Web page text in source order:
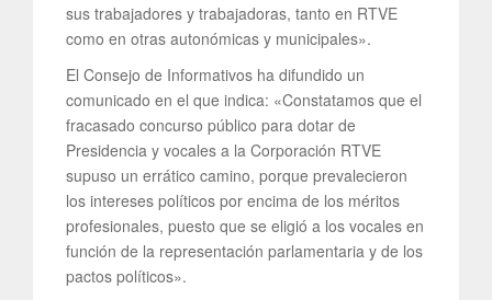
sus trabajadores y trabajadoras, tanto en RTVE
como en otras autonómicas y municipales».
El Consejo de Informativos ha difundido un
comunicado en el que indica: «Constatamos que el
fracasado concurso público para dotar de
Presidencia y vocales a la Corporación RTVE
supuso un errático camino, porque prevalecieron
los intereses políticos por encima de los méritos
profesionales, puesto que se eligió a los vocales en
función de la representación parlamentaria y de los
pactos políticos».